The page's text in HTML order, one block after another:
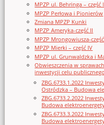
MPZP ul. Behringa – część
MPZP Perłowa i Pionierów
Zmiana MPZP Kunki
MPZP Ameryka-część II
MPZP Mrongowiusza-
MPZP Mierki – część IV
MPZP ul. Grunwaldzka i
Obwieszczenia w
inwestycji celu
ZBG.6733.1.2022
Ostródzka – Budowa
ZBG.6733.2.2022
Budowa
ZBG.6733.3.2022
Budowa